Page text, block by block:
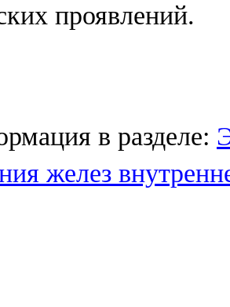
проявлений.
в разделе:
желез